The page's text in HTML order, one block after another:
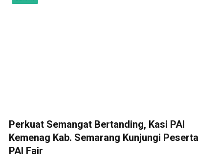
Perkuat Semangat Bertanding, Kasi PAI
Kemenag Kab. Semarang Kunjungi Peserta
PAI Fair